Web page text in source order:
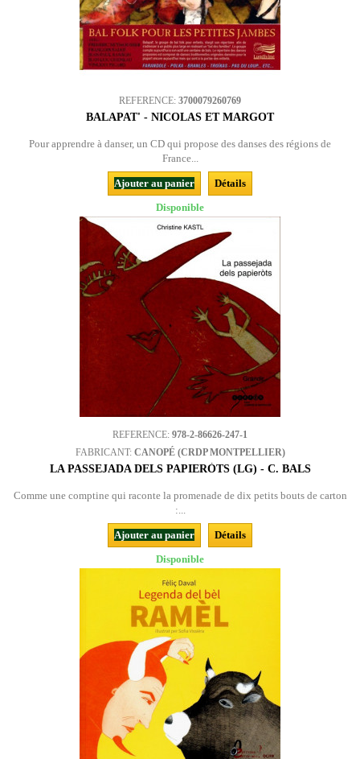
REFERENCE: 3700079260769
BALAPAT' - NICOLAS ET MARGOT
Pour apprendre à danser, un CD qui propose des danses des régions de
France...
Ajouter au panier
Détails
Disponible
REFERENCE: 978-2-86626-247-1
FABRICANT: CANOPÉ (CRDP MONTPELLIER)
LA PASSEJADA DELS PAPIERÒTS (LG) - C. BALS
Comme une comptine qui raconte la promenade de dix petits bouts de carton
:...
Ajouter au panier
Détails
Disponible